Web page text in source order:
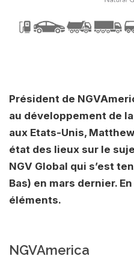
Président de
au développement de
aux Etats-Unis,
état des lieux sur le
NGV Global qui s’est
Bas) en mars dernier.
éléments.
NGVAmerica